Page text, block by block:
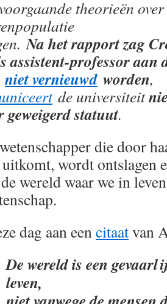
theorieën over
Na het rapport zag
assistent-professor aan
niet vernieuwd worden,
de universiteit
geweigerd statuut.
die door
wordt ontslagen
wereld waar we in
dag aan eencitaatvan
De wereld is een
leven,